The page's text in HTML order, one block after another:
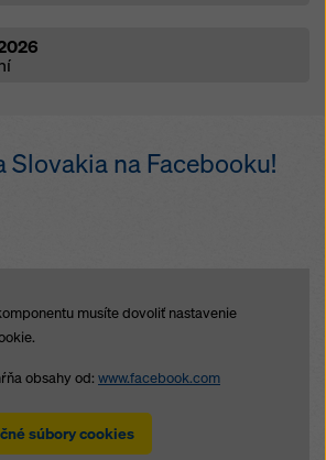
Slovakia na Facebooku!
musíte dovoliť nastavenie
obsahy od: www.facebook.com
súbory cookies